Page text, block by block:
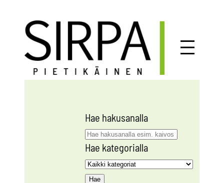
sisältöön
Hae hakusanalla
Hae kategorialla